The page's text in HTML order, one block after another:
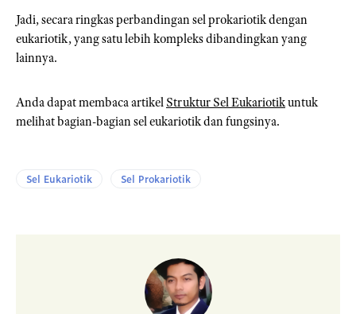
Jadi, secara ringkas perbandingan sel prokariotik dengan
eukariotik, yang satu lebih kompleks dibandingkan yang
lainnya.
Anda dapat membaca artikel Struktur Sel Eukariotikuntuk
melihat bagian-bagian sel eukariotik dan fungsinya.
Sel Eukariotik Sel Prokariotik